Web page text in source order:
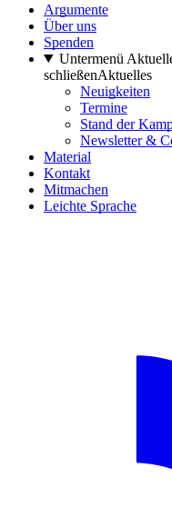
Argumente
Über uns
Spenden
Untermenü
schließenAktuelles
Neuigkeiten
Termine
Stand der
Newsletter &
Material
Kontakt
Mitmachen
Leichte Sprache